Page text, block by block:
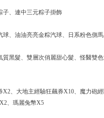
子、連中三元粽子掛飾
球、油油亮亮金粽汽球、日系粉色側
質黑髮、雙層次俏麗甜心髮、怪醫雙
X2、大地主經驗狂飆券X10、魔力砲
、瑪麗兔幣X5